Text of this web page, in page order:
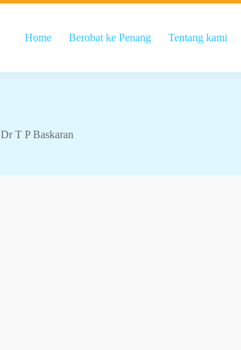
Home Berobat ke Penang Tentang kami
Dr T P Baskaran